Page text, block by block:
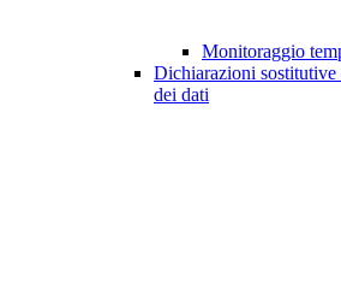
Monitoraggio
Dichiarazioni
dei dati